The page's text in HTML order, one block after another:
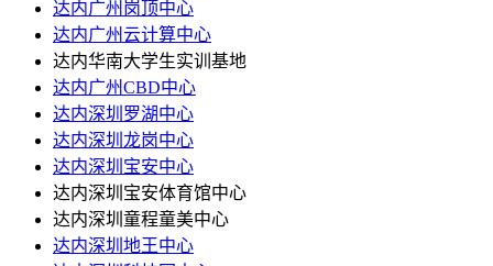
达内广州岗顶中心
达内广州云计算中心
达内华南大学生实训基地
达内广州CBD中心
达内深圳罗湖中心
达内深圳龙岗中心
达内深圳宝安中心
达内深圳宝安体育馆中心
达内深圳童程童美中心
达内深圳地王中心